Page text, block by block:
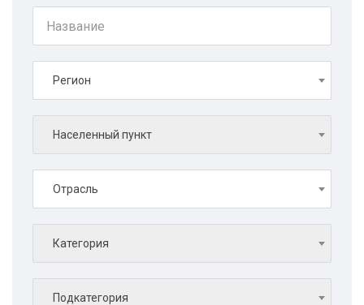
Регион
Населенный пункт
Отрасль
Категория
Подкатегория